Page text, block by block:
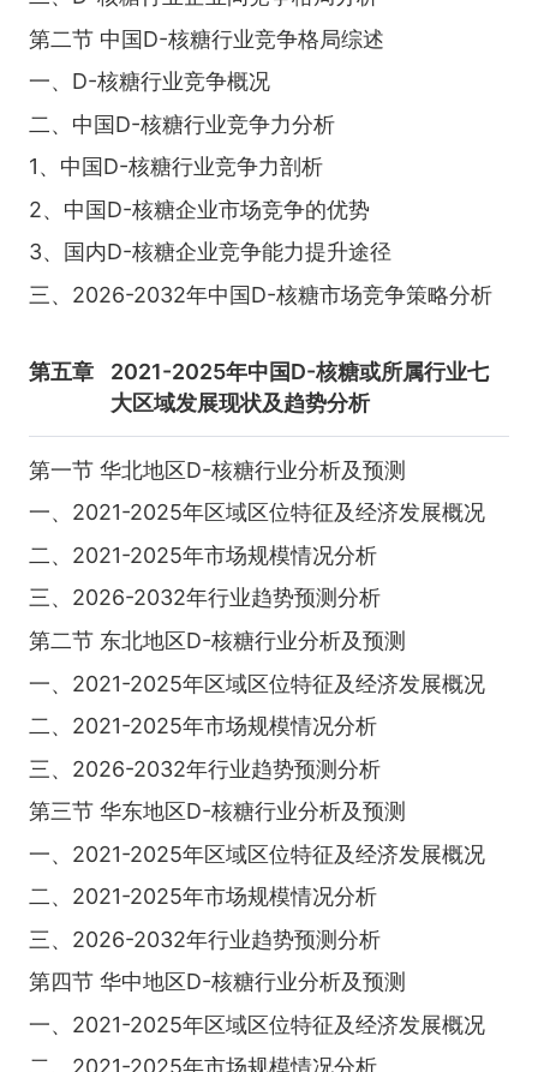
第二节 中国D-核糖行业竞争格局综述
一、D-核糖行业竞争概况
二、中国D-核糖行业竞争力分析
1、中国D-核糖行业竞争力剖析
2、中国D-核糖企业市场竞争的优势
3、国内D-核糖企业竞争能力提升途径
三、2026-2032年中国D-核糖市场竞争策略分析
第五章
2021-2025年中国D-核糖或所属行业七
大区域发展现状及趋势分析
第一节 华北地区D-核糖行业分析及预测
一、2021-2025年区域区位特征及经济发展概况
二、2021-2025年市场规模情况分析
三、2026-2032年行业趋势预测分析
第二节 东北地区D-核糖行业分析及预测
一、2021-2025年区域区位特征及经济发展概况
二、2021-2025年市场规模情况分析
三、2026-2032年行业趋势预测分析
第三节 华东地区D-核糖行业分析及预测
一、2021-2025年区域区位特征及经济发展概况
二、2021-2025年市场规模情况分析
三、2026-2032年行业趋势预测分析
第四节 华中地区D-核糖行业分析及预测
一、2021-2025年区域区位特征及经济发展概况